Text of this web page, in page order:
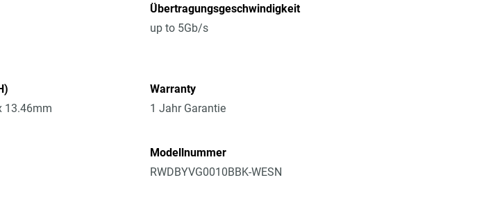
Übertragungsgeschwindigkeit
up to 5Gb/s
13.46mm
Warranty
1 Jahr Garantie
Modellnummer
RWDBYVG0010BBK-WESN